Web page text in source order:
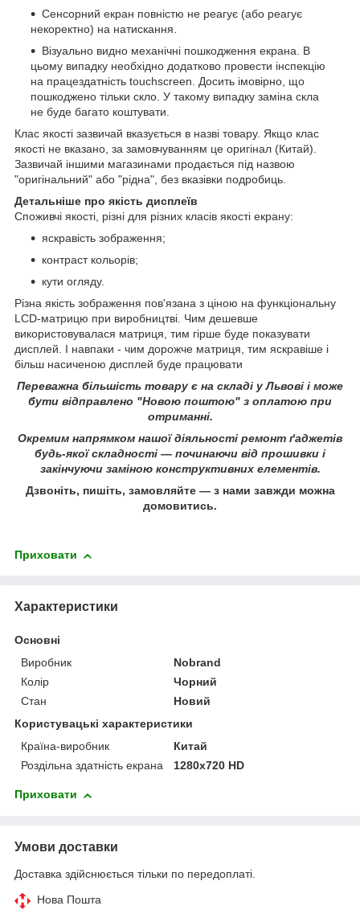
Сенсорний екран повністю не реагує (або реагує
некоректно) на натискання.
Візуально видно механічні пошкодження екрана. В
цьому випадку необхідно додатково провести інспекцію
на працездатність touchscreen. Досить імовірно, що
пошкоджено тільки скло. У такому випадку заміна скла
не буде багато коштувати.
Клас якості зазвичай вказується в назві товару. Якщо клас
якості не вказано, за замовчуванням це оригінал (Китай).
Зазвичай іншими магазинами продається під назвою
"оригінальний" або "рідна", без вказівки подробиць.
Детальніше про якість дисплеїв
Споживчі якості, різні для різних класів якості екрану:
яскравість зображення;
контраст кольорів;
кути огляду.
Різна якість зображення пов'язана з ціною на функціональну
LCD-матрицю при виробництві. Чим дешевше
використовувалася матриця, тим гірше буде показувати
дисплей. І навпаки - чим дорожче матриця, тим яскравіше і
більш насиченою дисплей буде працювати
Переважна більшість товару є на складі у Львові і може
бути відправлено "Новою поштою" з оплатою при
отриманні.
Окремим напрямком нашої діяльності ремонт ґаджетів
будь-якої складності ― починаючи від прошивки і
закінчуючи заміною конструктивних елементів.
Дзвоніть, пишіть, замовляйте ― з нами завжди можна
домовитись.
Приховати
Характеристики
Основні
Виробник
Nobrand
Колір
Чорний
Стан
Новий
Користувацькі характеристики
Країна-виробник
Китай
Роздільна здатність екрана
1280x720 HD
Приховати
Умови доставки
Доставка здійснюється тільки по передоплаті.
Нова Пошта